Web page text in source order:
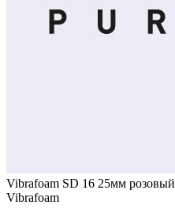
Vibrafoam SD 16 25мм розовый
Vibrafoam